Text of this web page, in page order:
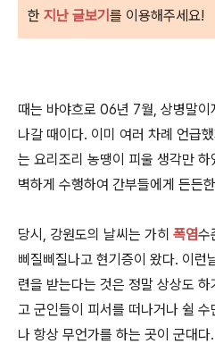
한 지난 글보기 를 이용해주세요!
때는 바야흐로 06년 7월, 상병말
나갈 때이다. 이미 여러 차례 언급
는 요리조리 농땡이 피울 생각만
벽하게 수행하여 간부들에게 든든
당시, 강원도의 날씨는 가히 폭염수
삐질삐질나고 현기증이 왔다. 이런
련을 받는다는 것은 정말 상상도
고 군인들이 피서를 떠나거나 쉴
나 항상 무언가를 하는 곳이 군대다.